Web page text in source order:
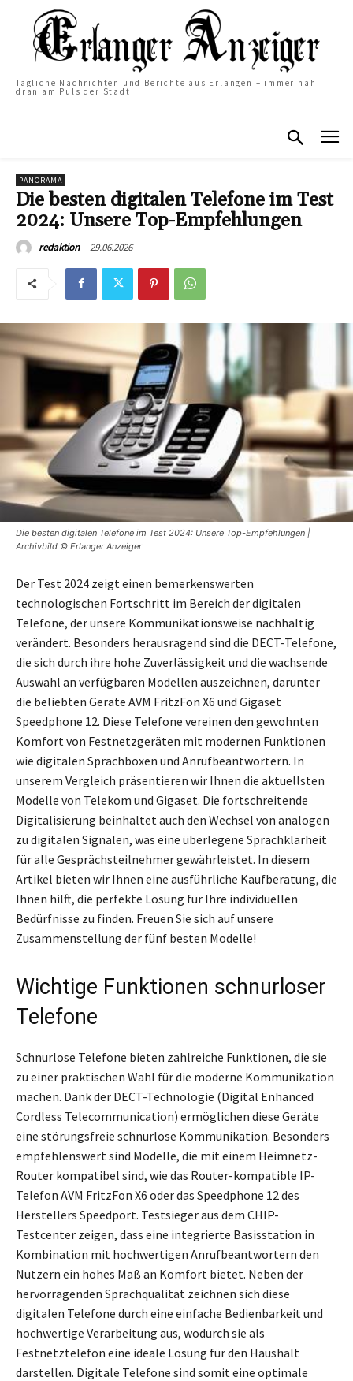
Tägliche Nachrichten und Berichte aus Erlangen – immer nah
dran am Puls der Stadt
PANORAMA
Die besten digitalen Telefone im Test
2024: Unsere Top-Empfehlungen
redaktion 29.06.2026
Die besten digitalen Telefone im Test 2024: Unsere Top-Empfehlungen |
Archivbild © Erlanger Anzeiger
Der Test 2024 zeigt einen bemerkenswerten
technologischen Fortschritt im Bereich der digitalen
Telefone, der unsere Kommunikationsweise nachhaltig
verändert. Besonders herausragend sind die DECT-Telefone,
die sich durch ihre hohe Zuverlässigkeit und die wachsende
Auswahl an verfügbaren Modellen auszeichnen, darunter
die beliebten Geräte AVM FritzFon X6 und Gigaset
Speedphone 12. Diese Telefone vereinen den gewohnten
Komfort von Festnetzgeräten mit modernen Funktionen
wie digitalen Sprachboxen und Anrufbeantwortern. In
unserem Vergleich präsentieren wir Ihnen die aktuellsten
Modelle von Telekom und Gigaset. Die fortschreitende
Digitalisierung beinhaltet auch den Wechsel von analogen
zu digitalen Signalen, was eine überlegene Sprachklarheit
für alle Gesprächsteilnehmer gewährleistet. In diesem
Artikel bieten wir Ihnen eine ausführliche Kaufberatung, die
Ihnen hilft, die perfekte Lösung für Ihre individuellen
Bedürfnisse zu finden. Freuen Sie sich auf unsere
Zusammenstellung der fünf besten Modelle!
Wichtige Funktionen schnurloser
Telefone
Schnurlose Telefone bieten zahlreiche Funktionen, die sie
zu einer praktischen Wahl für die moderne Kommunikation
machen. Dank der DECT-Technologie (Digital Enhanced
Cordless Telecommunication) ermöglichen diese Geräte
eine störungsfreie schnurlose Kommunikation. Besonders
empfehlenswert sind Modelle, die mit einem Heimnetz-
Router kompatibel sind, wie das Router-kompatible IP-
Telefon AVM FritzFon X6 oder das Speedphone 12 des
Herstellers Speedport. Testsieger aus dem CHIP-
Testcenter zeigen, dass eine integrierte Basisstation in
Kombination mit hochwertigen Anrufbeantwortern den
Nutzern ein hohes Maß an Komfort bietet. Neben der
hervorragenden Sprachqualität zeichnen sich diese
digitalen Telefone durch eine einfache Bedienbarkeit und
hochwertige Verarbeitung aus, wodurch sie als
Festnetztelefon eine ideale Lösung für den Haushalt
darstellen. Digitale Telefone sind somit eine optimale